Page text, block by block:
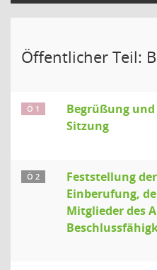
Öffentlicher Teil:
Ö 1
Begrüßung
Sitzung
Ö 2
Feststellung
Einberufung,
Mitglieder des